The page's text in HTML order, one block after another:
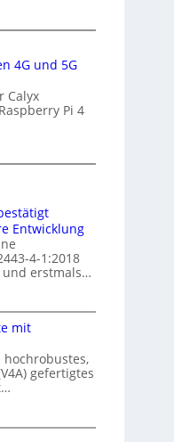
4G und 5G
Calyx
Pi 4
Entwicklung
4-1:2018
und erstmals…
mit
gefertigtes